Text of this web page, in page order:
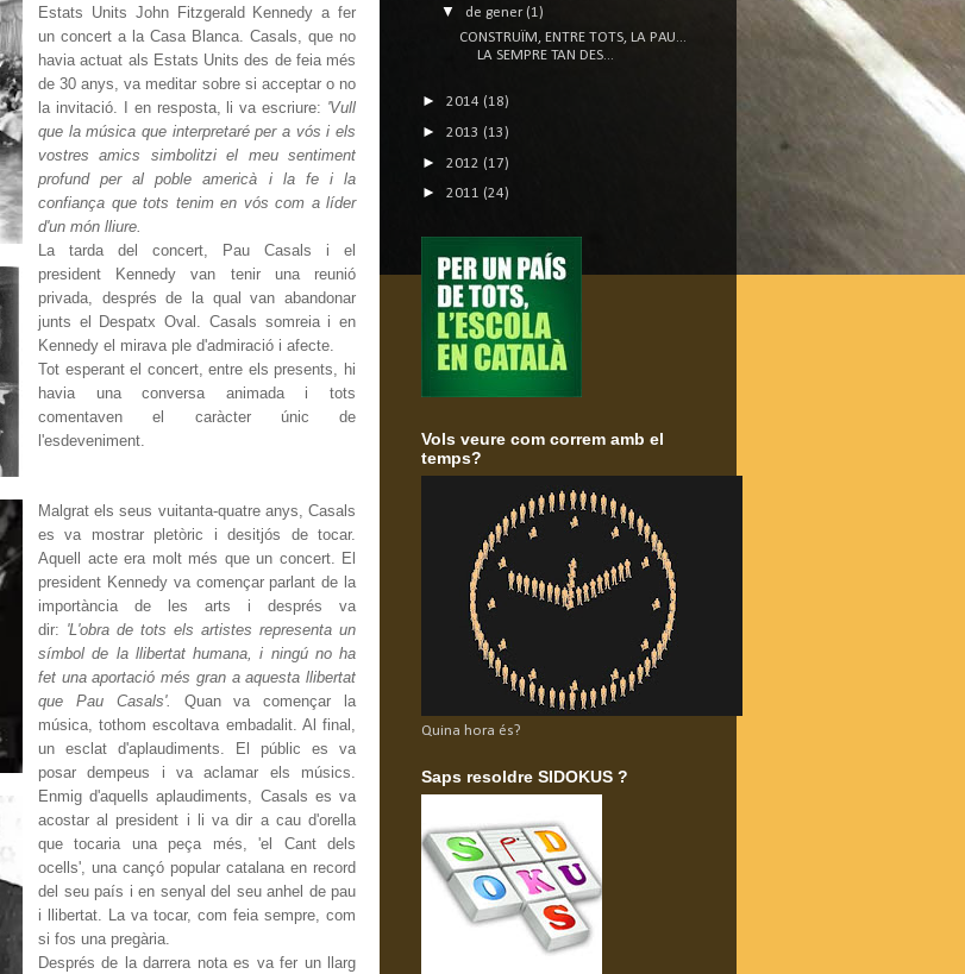
Estats Units John Fitzgerald Kennedy a fer
un concert a la Casa Blanca. Casals, que no
havia actuat als Estats Units des de feia més
de 30 anys, va meditar sobre si acceptar o no
la invitació. I en resposta, li va escriure: 'Vull
que la música que interpretaré per a vós i els
vostres amics simbolitzi el meu sentiment
profund per al poble americà i la fe i la
confiança que tots tenim en vós com a líder
d'un món lliure.
La tarda del concert, Pau Casals i el
president Kennedy van tenir una reunió
privada, després de la qual van abandonar
junts el Despatx Oval. Casals somreia i en
Kennedy el mirava ple d'admiració i afecte.
Tot esperant el concert, entre els presents, hi
havia una conversa animada i tots
comentaven el caràcter únic de
l'esdeveniment.
Malgrat els seus vuitanta-quatre anys, Casals
es va mostrar pletòric i desitjós de tocar.
Aquell acte era molt més que un concert. El
president Kennedy va començar parlant de la
importància de les arts i després va
dir: 'L'obra de tots els artistes representa un
símbol de la llibertat humana, i ningú no ha
fet una aportació més gran a aquesta llibertat
que Pau Casals'. Quan va començar la
música, tothom escoltava embadalit. Al final,
un esclat d'aplaudiments. El públic es va
posar dempeus i va aclamar els músics.
Enmig d'aquells aplaudiments, Casals es va
acostar al president i li va dir a cau d'orella
que tocaria una peça més, 'el Cant dels
ocells', una cançó popular catalana en record
del seu país i en senyal del seu anhel de pau
i llibertat. La va tocar, com feia sempre, com
si fos una pregària.
Després de la darrera nota es va fer un llarg
▼ de gener(1)
CONSTRUÏM, ENTRE TOTS, LA PAU...
LA SEMPRE TAN DES...
► 2014 (18)
► 2013 (13)
► 2012 (17)
► 2011 (24)
Vols veure com correm amb el
temps?
Quina hora és?
Saps resoldre SIDOKUS ?